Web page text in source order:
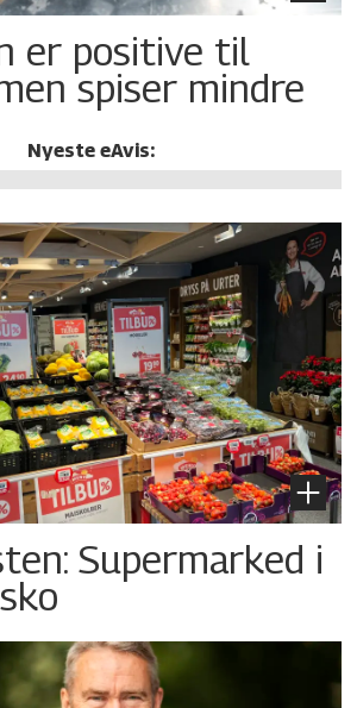
er positive til
spiser mindre
Nyeste eAvis:
Supermarked i